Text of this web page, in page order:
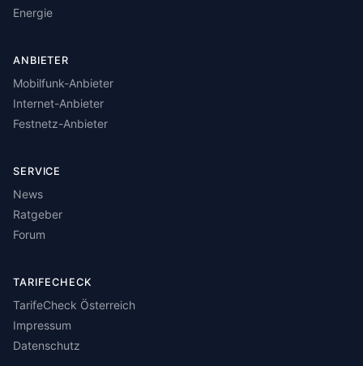
Energie
ANBIETER
Mobilfunk-Anbieter
Internet-Anbieter
Festnetz-Anbieter
SERVICE
News
Ratgeber
Forum
TARIFECHECK
TarifeCheck Österreich
Impressum
Datenschutz